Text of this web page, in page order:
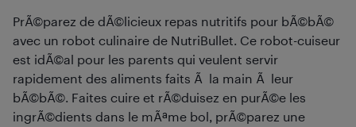
PrÃ©parez de dÃ©licieux repas nutritifs pour bÃ©bÃ©
avec un robot culinaire de NutriBullet. Ce robot-cuiseur
est idÃ©al pour les parents qui veulent servir
rapidement des aliments faits Ã la main Ã leur
bÃ©bÃ©. Faites cuire et rÃ©duisez en purÃ©e les
ingrÃ©dients dans le mÃªme bol, prÃ©parez une